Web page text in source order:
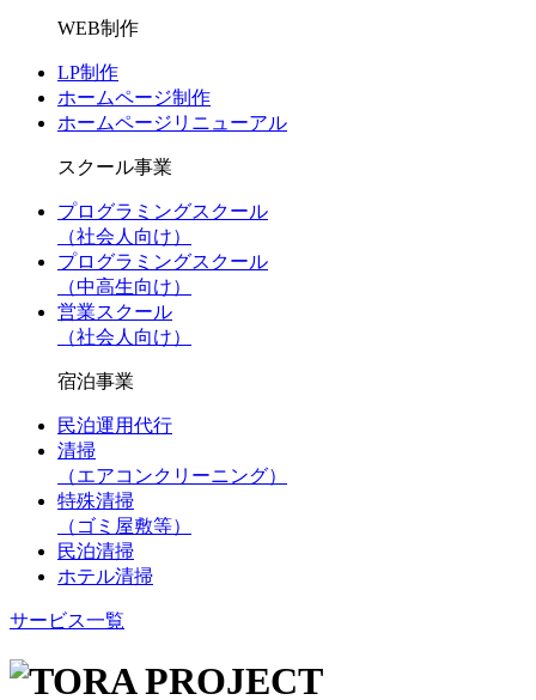
WEB制作
LP制作
ホームページ制作
ホームページリニューアル
スクール事業
プログラミングスクール
（社会人向け）
プログラミングスクール
（中高生向け）
営業スクール
（社会人向け）
宿泊事業
民泊運用代行
清掃
（エアコンクリーニング）
特殊清掃
（ゴミ屋敷等）
民泊清掃
ホテル清掃
サービス一覧